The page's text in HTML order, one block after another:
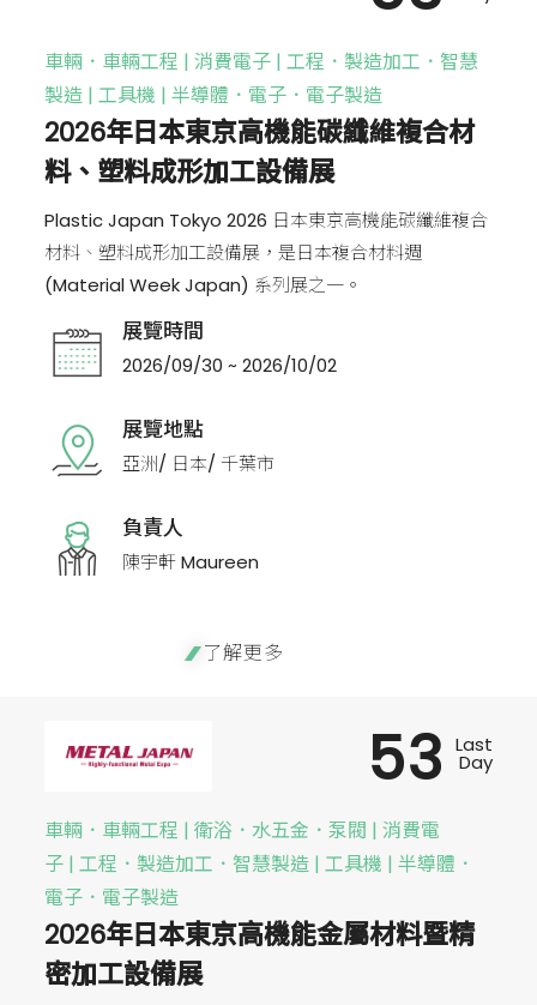
車輛．車輛工程 | 消費電子 | 工程．製造加工．智慧
製造 | 工具機 | 半導體．電子．電子製造
2026年日本東京高機能碳纖維複合材
料、塑料成形加工設備展
Plastic Japan Tokyo 2026 日本東京高機能碳纖維複合
材料、塑料成形加工設備展，是日本複合材料週
(Material Week Japan) 系列展之一。
展覽時間
2026/09/30 ~ 2026/10/02
展覽地點
亞洲/ 日本/ 千葉市
負責人
陳宇軒 Maureen
了解更多
車輛．車輛工程 | 衛浴．水五金．泵閥 | 消費電
子 | 工程．製造加工．智慧製造 | 工具機 | 半導體．
電子．電子製造
2026年日本東京高機能金屬材料暨精
密加工設備展
53 Last
Day